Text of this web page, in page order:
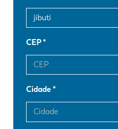
CEP
Cidade
FR
DE
ES
PL